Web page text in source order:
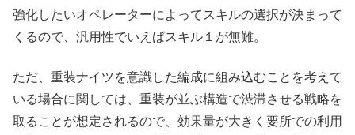
強化したいオペレーターによってスキルの選択が決まって
くるので、汎用性でいえばスキル１が無難。
ただ、重装ナイツを意識した編成に組み込むことを考えて
いる場合に関しては、重装が並ぶ構造で渋滞させる戦略を
取ることが想定されるので、効果量が大きく要所での利用